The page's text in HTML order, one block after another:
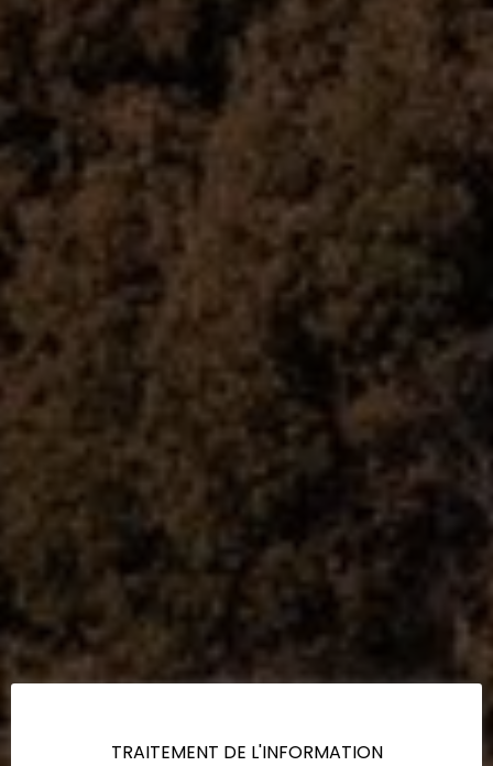
TRAITEMENT DE L'INFORMATION